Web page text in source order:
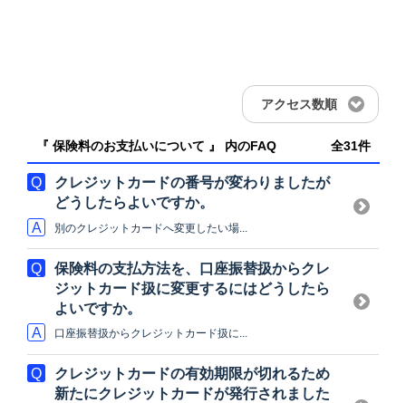
アクセス数順
『 保険料のお支払いについて 』 内のFAQ 全31件
クレジットカードの番号が変わりましたが
どうしたらよいですか。
別のクレジットカードへ変更したい場...
保険料の支払方法を、口座振替扱からクレ
ジットカード扱に変更するにはどうしたら
よいですか。
口座振替扱からクレジットカード扱に...
クレジットカードの有効期限が切れるため
新たにクレジットカードが発行されました